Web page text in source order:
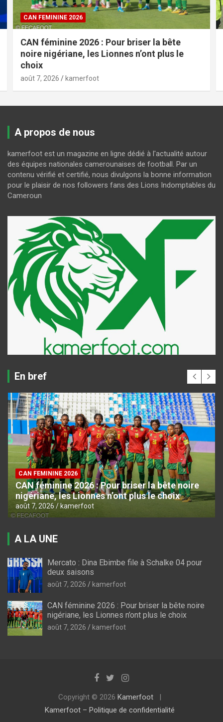
CAN FEMININE 2026
CAN féminine 2026 : Pour briser la bête
noire nigériane, les Lionnes n’ont plus le
choix
août 7, 2026 kamerfoot
A propos de nous
kamerfoot est un magazine en ligne dédié à l'actualité autour
des équipes nationales camerounaises de football. Par un
contenu vérifié et certifié, nous divulgons la bonne information
pour le plaisir de nos followers fans des Lions Indomptables du
Cameroun
En bref
CAN FEMININE 2026
CAN féminine 2026 : Pour briser la bête noire
nigériane, les Lionnes n’ont plus le choix
août 7, 2026 kamerfoot
A LA UNE
Mercato : Dina Ebimbe file à Schalke 04 pour
deux saisons
août 7, 2026 kamerfoot
CAN féminine 2026 : Pour briser la bête noire
nigériane, les Lionnes n’ont plus le choix
août 7, 2026 kamerfoot
Copyright © 2026 Kamerfoot
Kamerfoot – Politique de confidentialité